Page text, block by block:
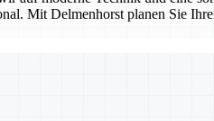
Mit Delmenhorst planen Sie